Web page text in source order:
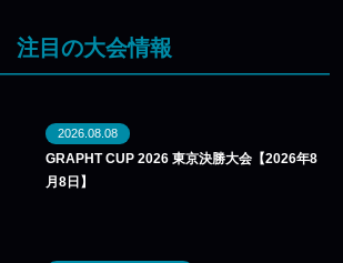
注目の大会情報
2026.08.08
GRAPHT CUP 2026 東京決勝大会【2026年8
月8日】